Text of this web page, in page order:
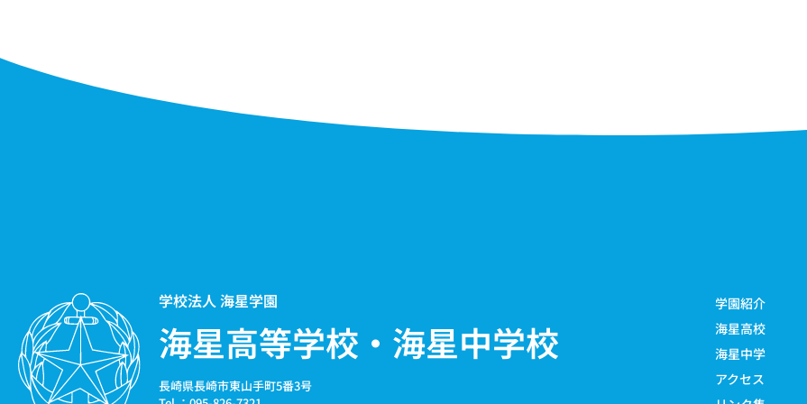
学校法人 海星学園
海星高等学校・海星中学校
長崎県長崎市東山手町5番3号
学園紹介
海星高校
海星中学
アクセス